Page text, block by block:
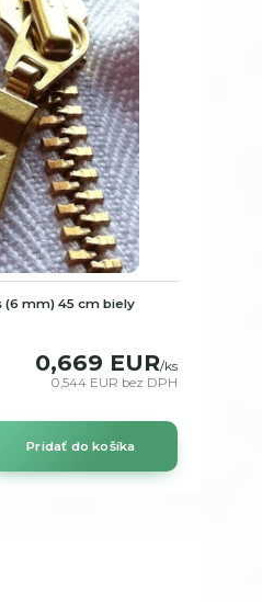
(6 mm) 45 cm biely
0,669 EUR/ks
0,544 EUR bez DPH
Pridať do košíka